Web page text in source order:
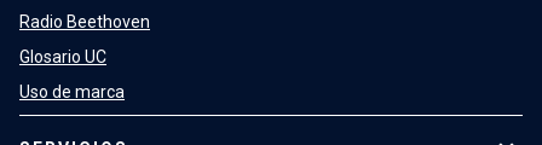
Radio Beethoven
Glosario UC
Uso de marca